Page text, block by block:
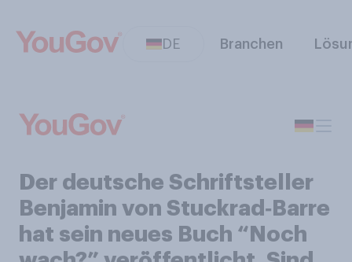
DE Branchen
Der deutsche Schriftsteller
Benjamin von Stuckrad‑Barre
hat sein neues Buch “Noch